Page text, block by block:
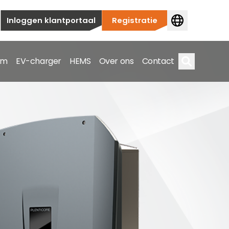
Inloggen klantportaal Registratie
EV-charger HEMS Over ons Contact
tot commerciële en utiliteitstoepassingen.